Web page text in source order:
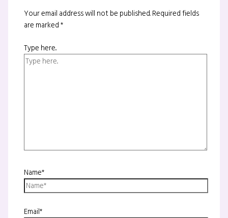
Your email address will not be published.Required fields
are marked*
Type here..
Name*
Email*